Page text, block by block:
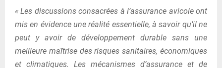
« Les discussions consacrées à l’assurance avicole ont
mis en évidence une réalité essentielle, à savoir qu’il ne
peut y avoir de développement durable sans une
meilleure maîtrise des risques sanitaires, économiques
et climatiques. Les mécanismes d’assurance et de